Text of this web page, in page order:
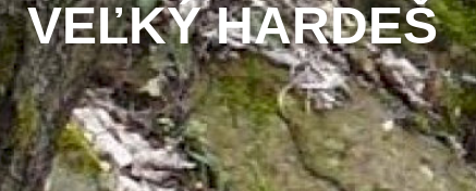
VEĽKÝ HARDEŠ